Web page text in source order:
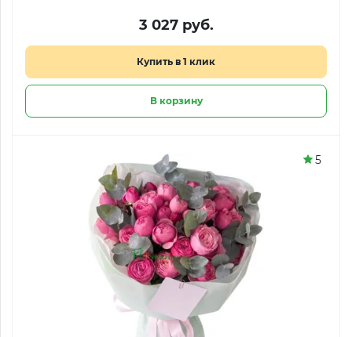
3 027 руб.
Купить в 1 клик
В корзину
5